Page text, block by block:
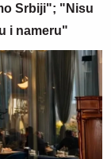
Srbiji"; "Nisu
i nameru"